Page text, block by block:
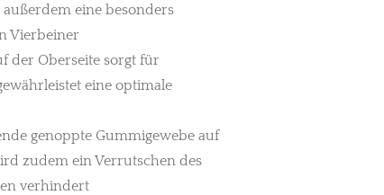
eine besonders
Vierbeiner
der Oberseite sorgt für
eine optimale
genoppte Gummigewebe auf
zudem ein Verrutschen des
verhindert